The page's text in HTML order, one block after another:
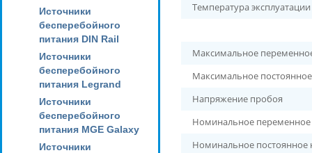
Источники
бесперебойного
питания DIN Rail
Источники
бесперебойного
питания Legrand
Источники
бесперебойного
питания MGE Galaxy
Источники
Температура эксплуатации
Максимальное
Максимальное
Напряжение пробоя
Номинальное
Номинальное постоянное